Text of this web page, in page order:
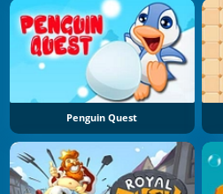
Penguin Quest